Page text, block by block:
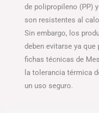
de polipropileno (PP)
son resistentes al
Sin embargo, los
deben evitarse ya que
fichas técnicas de
la tolerancia térmica
un uso seguro.